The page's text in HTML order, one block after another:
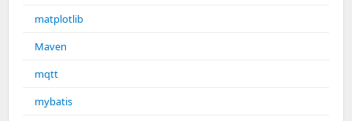
matplotlib
Maven
mqtt
mybatis